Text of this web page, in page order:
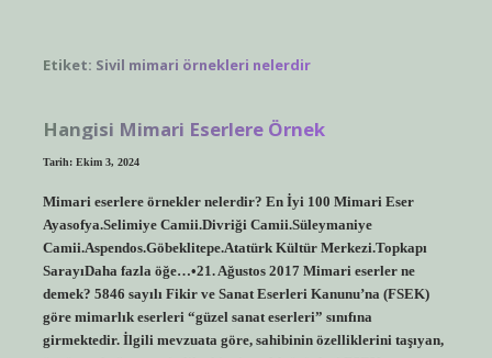
Etiket: Sivil mimari örnekleri nelerdir
Hangisi Mimari Eserlere Örnek
Tarih: Ekim 3, 2024
Mimari eserlere örnekler nelerdir? En İyi 100 Mimari Eser
Ayasofya.Selimiye Camii.Divriği Camii.Süleymaniye
Camii.Aspendos.Göbeklitepe.Atatürk Kültür Merkezi.Topkapı
SarayıDaha fazla öğe…•21. Ağustos 2017 Mimari eserler ne
demek? 5846 sayılı Fikir ve Sanat Eserleri Kanunu’na (FSEK)
göre mimarlık eserleri “güzel sanat eserleri” sınıfına
girmektedir. İlgili mevzuata göre, sahibinin özelliklerini taşıyan,